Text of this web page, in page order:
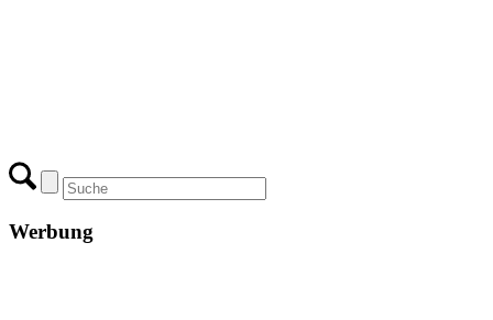
Werbung